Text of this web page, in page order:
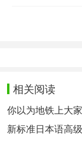
和杰西同居的
他的一些女性
一連の騒動の
回東京国際映
のロングドレ
相关阅读
你以为地铁上大
新标准日本语高